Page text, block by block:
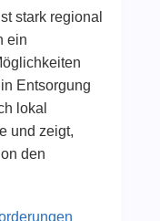
stark regional
ein
Entsorgung
lokal
und zeigt,
den